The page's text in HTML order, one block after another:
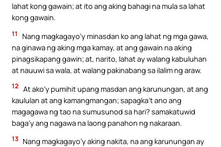
lahat kong gawain; at ito ang aking bahagi na mula sa lahat
kong gawain.
11
Nang magkagayo’y minasdan ko ang lahat ng mga gawa,
na ginawa ng aking mga kamay, at ang gawain na aking
pinagsikapang gawin; at, narito, lahat ay walang kabuluhan
at nauuwi sa wala, at walang pakinabang sa ilalim ng araw.
12 At ako’y pumihit upang masdan ang karunungan, at ang
kaululan at ang kamangmangan; sapagka’t ano ang
magagawa ng tao na sumusunod sa hari? samakatuwid
baga’y ang nagawa na laong panahon ng nakaraan.
13 Nang magkagayo’y aking nakita, na ang karunungan ay